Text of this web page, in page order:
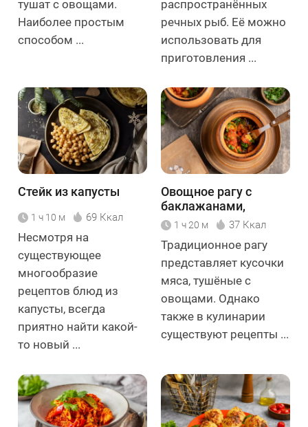
тушат с овощами.
Наиболее простым
способом ...
распространённых
речных рыб. Её можно
использовать для
приготовления ...
Стейк из капусты
1 ч 10 м 69 Ккал
Несмотря на
существующее
многообразие
рецептов блюд из
капусты, всегда
приятно найти какой-
то новый ...
Овощное рагу с
баклажанами,
болгарским перцем и
помидорами
1 ч 20 м 37 Ккал
Традиционное рагу
представляет кусочки
мяса, тушёные с
овощами. Однако
также в кулинарии
существуют рецепты ...